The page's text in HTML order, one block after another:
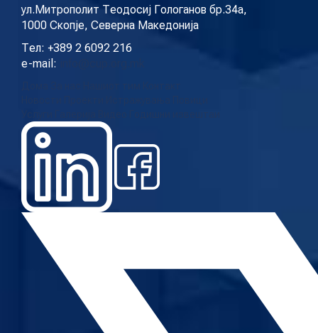
ул.Митрополит Теодосиј Гологанов бр.34а,
1000 Скопје, Северна Македонија
Тел: +389 2 6092 216
e-mail: